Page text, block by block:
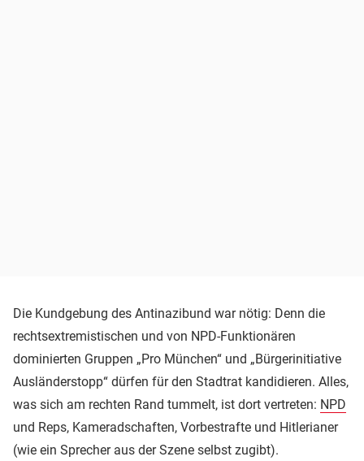
Die Kundgebung des Antinazibund war nötig: Denn die
rechtsextremistischen und von NPD-Funktionären
dominierten Gruppen „Pro München“ und „Bürgerinitiative
Ausländerstopp“ dürfen für den Stadtrat kandidieren. Alles,
was sich am rechten Rand tummelt, ist dort vertreten: NPD
und Reps, Kameradschaften, Vorbestrafte und Hitlerianer
(wie ein Sprecher aus der Szene selbst zugibt).